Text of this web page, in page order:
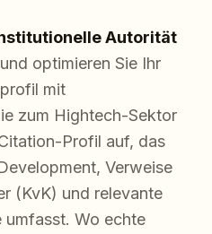
Autorität
optimieren Sie Ihr
mit
zum Hightech-Sektor
Profil auf, das
Verweise
(KvK) und relevante
umfasst. Wo echte